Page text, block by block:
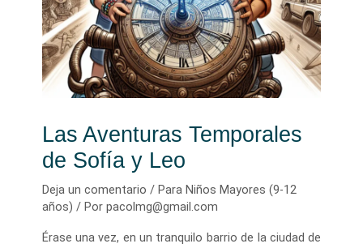
Las Aventuras Temporales
de Sofía y Leo
Deja un comentario / Para Niños Mayores (9-12
años) / Por pacolmg@gmail.com
Érase una vez, en un tranquilo barrio de la ciudad de